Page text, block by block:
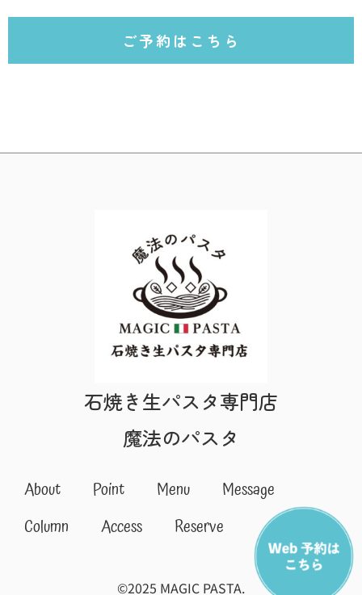
ご予約はこちら
石焼き生パスタ専門店
魔法のパスタ
About Point Menu
Message
Column
Access Reserve
©︎2025 MAGIC PASTA.